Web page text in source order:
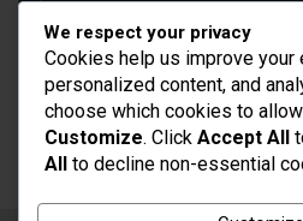
We respect your privacy
Cookies help us improve your
personalized content, and
choose which cookies to
Customize. Click Accept All
All to decline non-essential